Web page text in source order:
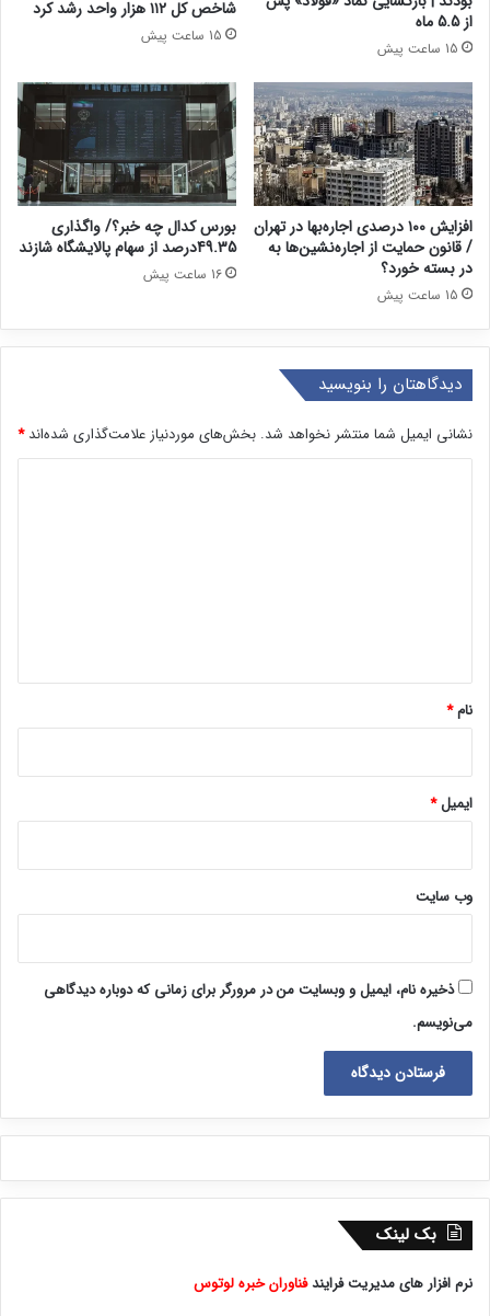
از 5.5 ماه
15 ساعت پیش
شاخص کل ۱۱۲ هزار واحد رشد کرد
15 ساعت پیش
افزایش ۱۰۰ درصدی اجاره‌بها در تهران
/ قانون حمایت از اجاره‌نشین‌ها به
در بسته خورد؟
15 ساعت پیش
بورس کدال چه خبر؟/ واگذاری
49.35درصد از سهام پالایشگاه شازند
16 ساعت پیش
دیدگاهتان را بنویسید
نشانی ایمیل شما منتشر نخواهد شد. بخش‌های موردنیاز علامت‌گذاری شده‌اند*
نام*
ایمیل*
وب‌ سایت
ذخیره نام، ایمیل و وبسایت من در مرورگر برای زمانی که دوباره دیدگاهی
می‌نویسم.
بک لینک
نرم افزار های مدیریت فرایندفناوران خبره لوتوس